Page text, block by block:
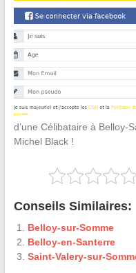
d’une Célibataire à Belloy-
Michel Black !
Conseils Similaires:
Belloy-sur-Somme
Belloy-en-Santerre
Saint-Valery-sur-